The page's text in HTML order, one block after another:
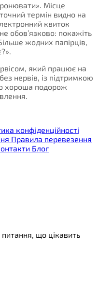
Місце
термін видно на
квиток
обов’язково: покажіть
жодних папірців,
який працює на
нервів, із підтримкою
хороша подорож
конфіденційності
Правила перевезення
Блог
що цікавить